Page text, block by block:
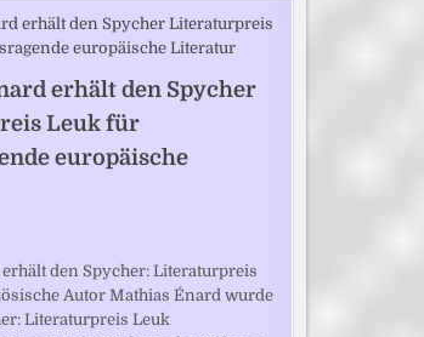
erhält den Spycher
Leuk für
europäische
den Spycher: Literaturpreis
Autor Mathias Énard wurde
Literaturpreis Leuk